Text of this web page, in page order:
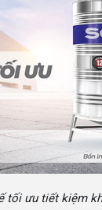
tối ưu tiết kiệm